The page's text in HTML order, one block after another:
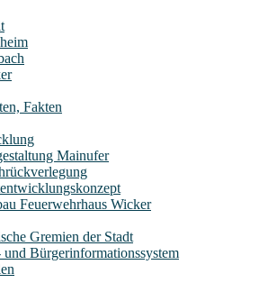
Fakten
Mainufer
Feuerwehrhaus Wicker
Gremien der Stadt
und Bürgerinformationssystem